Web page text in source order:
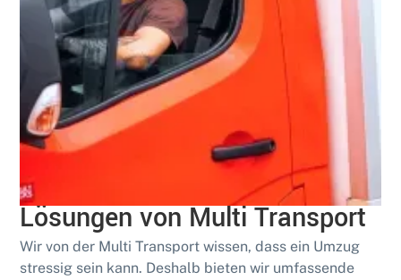
Geschult
Effiziente Schwertransport-
Lösungen von Multi Transport
Wir von der Multi Transport wissen, dass ein Umzug
stressig sein kann. Deshalb bieten wir umfassende